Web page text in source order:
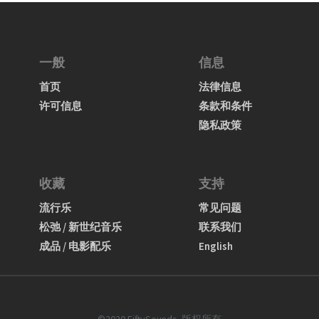
一般
首页
许可信息
信息
法律信息
条款和条件
隐私政策
收藏
流行乐
松弛 / 新世纪音乐
成品 / 电影配乐
支持
常见问题
联系我们
English